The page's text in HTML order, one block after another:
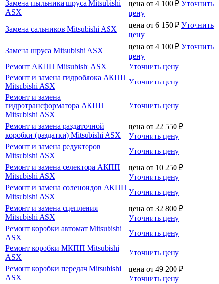
Замена пыльника шруса Mitsubishi
ASX
цена от 4 100 ₽ Уточнить
цену
Замена сальников Mitsubishi ASX
цена от 6 150 ₽ Уточнить
цену
Замена шруса Mitsubishi ASX
цена от 4 100 ₽ Уточнить
цену
Ремонт АКПП Mitsubishi ASX
Уточнить цену
Ремонт и замена гидроблока АКПП
Mitsubishi ASX
Уточнить цену
Ремонт и замена
гидротрансформатора АКПП
Mitsubishi ASX
Уточнить цену
Ремонт и замена раздаточной
коробки (раздатки) Mitsubishi ASX
цена от 22 550 ₽
Уточнить цену
Ремонт и замена редукторов
Mitsubishi ASX
Уточнить цену
Ремонт и замена селектора АКПП
Mitsubishi ASX
цена от 10 250 ₽
Уточнить цену
Ремонт и замена соленоидов АКПП
Mitsubishi ASX
Уточнить цену
Ремонт и замена сцепления
Mitsubishi ASX
цена от 32 800 ₽
Уточнить цену
Ремонт коробки автомат Mitsubishi
ASX
Уточнить цену
Ремонт коробки МКПП Mitsubishi
ASX
Уточнить цену
Ремонт коробки передач Mitsubishi
ASX
цена от 49 200 ₽
Уточнить цену